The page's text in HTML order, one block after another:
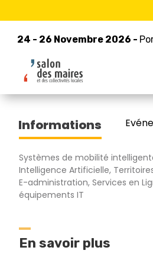
24 - 26 Novembre 2026 -
24 - 26 Novembre 2026 -
Retour à la liste des exposants
ALPILINK
Informations
Systèmes de mobilité
Intelligence Artificielle,
E-administration, Services en
équipements IT
En savoir plus